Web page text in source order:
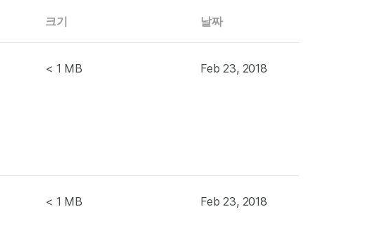
크기 날짜
< 1 MB Feb 23, 2018
< 1 MB Feb 23, 2018